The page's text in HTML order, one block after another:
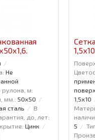
Не
м:
мм.: 50x50
сталь
В
до, лет:
Цинк
1,5x10
5